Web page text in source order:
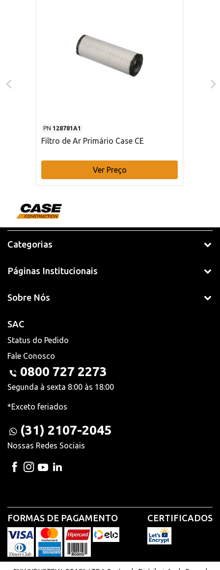
PN 128781A1
Filtro de Ar Primário Case CE
Ver Preço
Categorias
Páginas Institucionais
Sobre Nós
SAC
Status do Pedido
Fale Conosco
0800 727 2273
Segunda à sexta 8:00 às 18:00
*Exceto feriados
(31) 2107-2045
Nossas Redes Sociais
FORMAS DE PAGAMENTO CERTIFICADOS